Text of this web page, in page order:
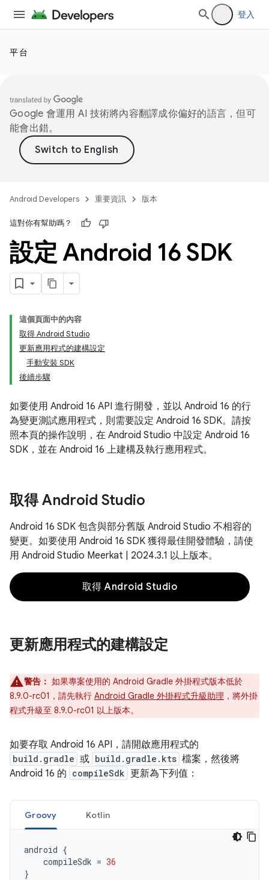
登入
平台
Google 會運用 AI 技術將內容翻譯成你偏好的語言，但可
能會出錯。
Android Developers 重要資訊 版本
這對你有幫助嗎？
設定 Android 16 SDK
這個頁面中的內容
取得 Android Studio
更新應用程式的建構設定
手動安裝 SDK
後續步驟
如要使用 Android 16 API 進行開發，並以 Android 16 的行
為變更測試應用程式，則需要設定 Android 16 SDK。請按
照本頁的操作說明，在 Android Studio 中設定 Android 16
SDK，並在 Android 16 上建構及執行應用程式。
取得 Android Studio
Android 16 SDK 包含與部分舊版 Android Studio 不相容的
變更。如要使用 Android 16 SDK 獲得最佳開發體驗，請使
用 Android Studio Meerkat | 2024.3.1 以上版本。
取得 Android Studio
更新應用程式的建構設定
警告： 如果專案使用的 Android Gradle 外掛程式版本低於
8.9.0-rc01，請先執行 Android Gradle 外掛程式升級助理 ，將外掛
程式升級至 8.9.0-rc01 以上版本。
如要存取 Android 16 API，請開啟應用程式的
build.gradle 或 build.gradle.kts 檔案，然後將
Android 16 的 compileSdk 更新為下列值：
Groovy Kotlin
android {
compileSdk = 36
}